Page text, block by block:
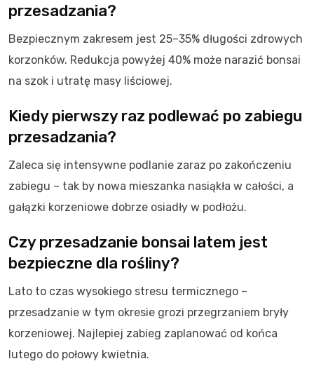
przesadzania?
Bezpiecznym zakresem jest 25–35% długości zdrowych
korzonków. Redukcja powyżej 40% może narazić bonsai
na szok i utratę masy liściowej.
Kiedy pierwszy raz podlewać po zabiegu
przesadzania?
Zaleca się intensywne podlanie zaraz po zakończeniu
zabiegu – tak by nowa mieszanka nasiąkła w całości, a
gałązki korzeniowe dobrze osiadły w podłożu.
Czy przesadzanie bonsai latem jest
bezpieczne dla rośliny?
Lato to czas wysokiego stresu termicznego –
przesadzanie w tym okresie grozi przegrzaniem bryły
korzeniowej. Najlepiej zabieg zaplanować od końca
lutego do połowy kwietnia.